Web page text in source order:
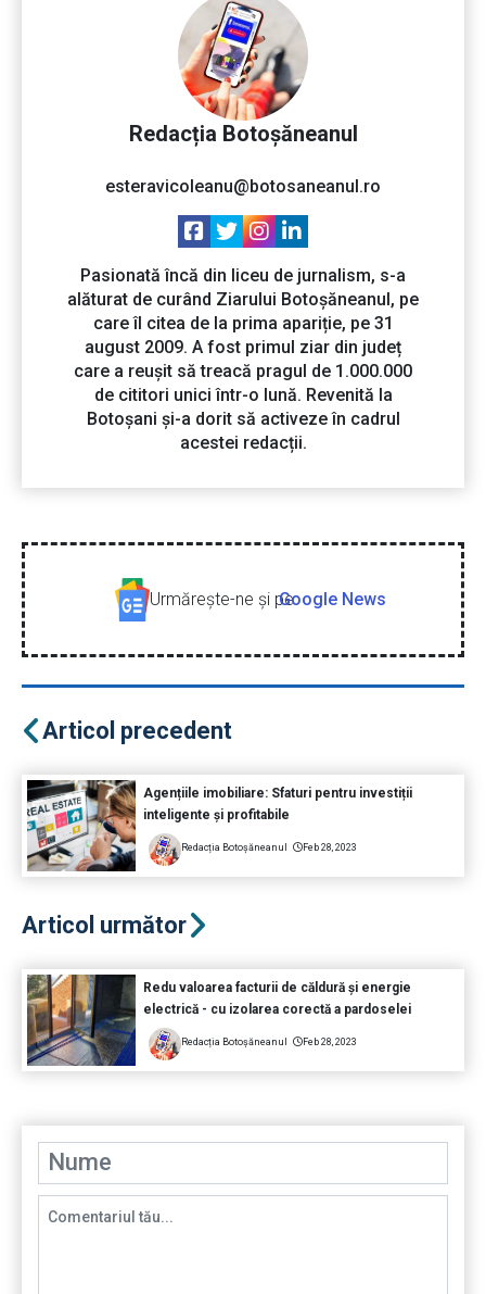
Redacția Botoșăneanul
esteravicoleanu@botosaneanul.ro
Pasionată încă din liceu de jurnalism, s-a
alăturat de curând Ziarului Botoșăneanul, pe
care îl citea de la prima apariție, pe 31
august 2009. A fost primul ziar din județ
care a reușit să treacă pragul de 1.000.000
de cititori unici într-o lună. Revenită la
Botoșani și-a dorit să activeze în cadrul
acestei redacții.
Urmăreşte-ne şi peGoogle News
Articol precedent
Agențiile imobiliare: Sfaturi pentru investiții
inteligente și profitabile
Redacția Botoșăneanul Feb 28, 2023
Articol următor
Redu valoarea facturii de căldură și energie
electrică - cu izolarea corectă a pardoselei
Redacția Botoșăneanul Feb 28, 2023